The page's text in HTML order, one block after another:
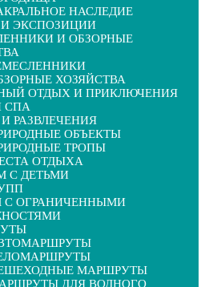
НАСЛЕДИЕ
ЭКСПОЗИЦИИ
И ОБЗОРНЫЕ
ХОЗЯЙСТВА
ОТДЫХ И ПРИКЛЮЧЕНИЯ
СПА
РАЗВЛЕЧЕНИЯ
ОБЪЕКТЫ
ТРОПЫ
ОТДЫХА
С ДЕТЬМИ
ОГРАНИЧЕННЫМИ
МАРШРУТЫ
ДЛЯ ВОДНОГО